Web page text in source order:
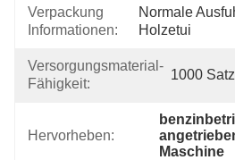
Verpackung
Informationen:
Normale
Holzetui
Versorgungsmaterial-
Fähigkeit:
1000
Hervorheben:
Maschine